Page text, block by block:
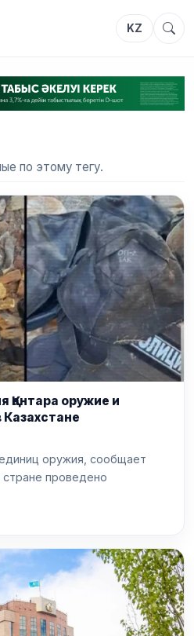
KZ
по этому тегу.
Қантара оружие и
Казахстане
оружия, сообщает